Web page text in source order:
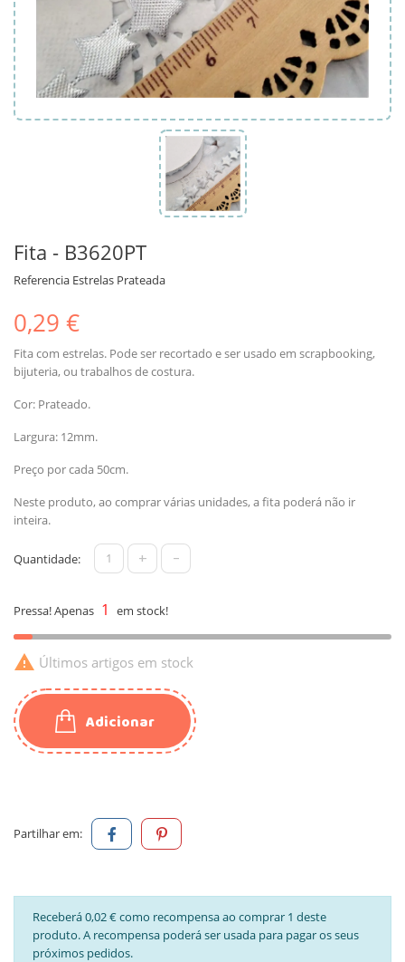
Fita - B3620PT
Referencia Estrelas Prateada
0,29 €
Fita com estrelas. Pode ser recortado e ser usado em scrapbooking,
bijuteria, ou trabalhos de costura.
Cor: Prateado.
Largura: 12mm.
Preço por cada 50cm.
Neste produto, ao comprar várias unidades, a fita poderá não ir
inteira.
Quantidade: + -
Pressa! Apenas 1 em stock!
 Últimos artigos em stock
Adicionar
Partilhar em:
Receberá 0,02 € como recompensa ao comprar 1 deste
produto. A recompensa poderá ser usada para pagar os seus
próximos pedidos.